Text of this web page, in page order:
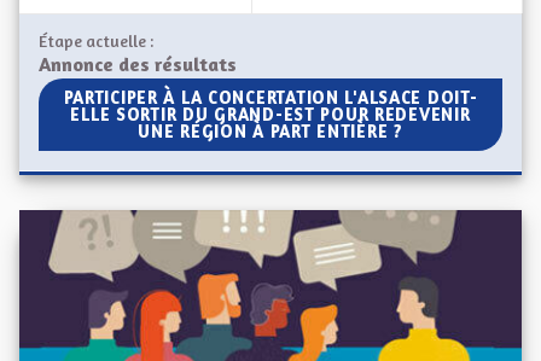
Étape actuelle :
Annonce des résultats
PARTICIPER À LA CONCERTATION L'ALSACE DOIT-ELLE
PARTICIPER À LA CONCERTATION L'ALSACE DOIT-
ELLE SORTIR DU GRAND-EST POUR REDEVENIR
UNE RÉGION À PART ENTIÈRE ?